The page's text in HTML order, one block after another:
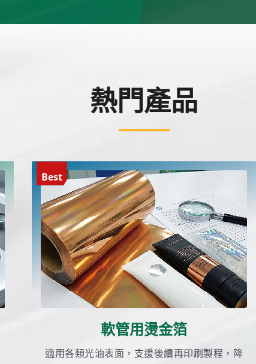
熱門產品
Best
軟管用燙金箔
適用各類光油表面，支援後續再印刷製程，降